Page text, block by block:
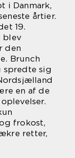
i Danmark,
årtier.
19.
blev
den
Brunch
sig
en af de
frokost,
retter,